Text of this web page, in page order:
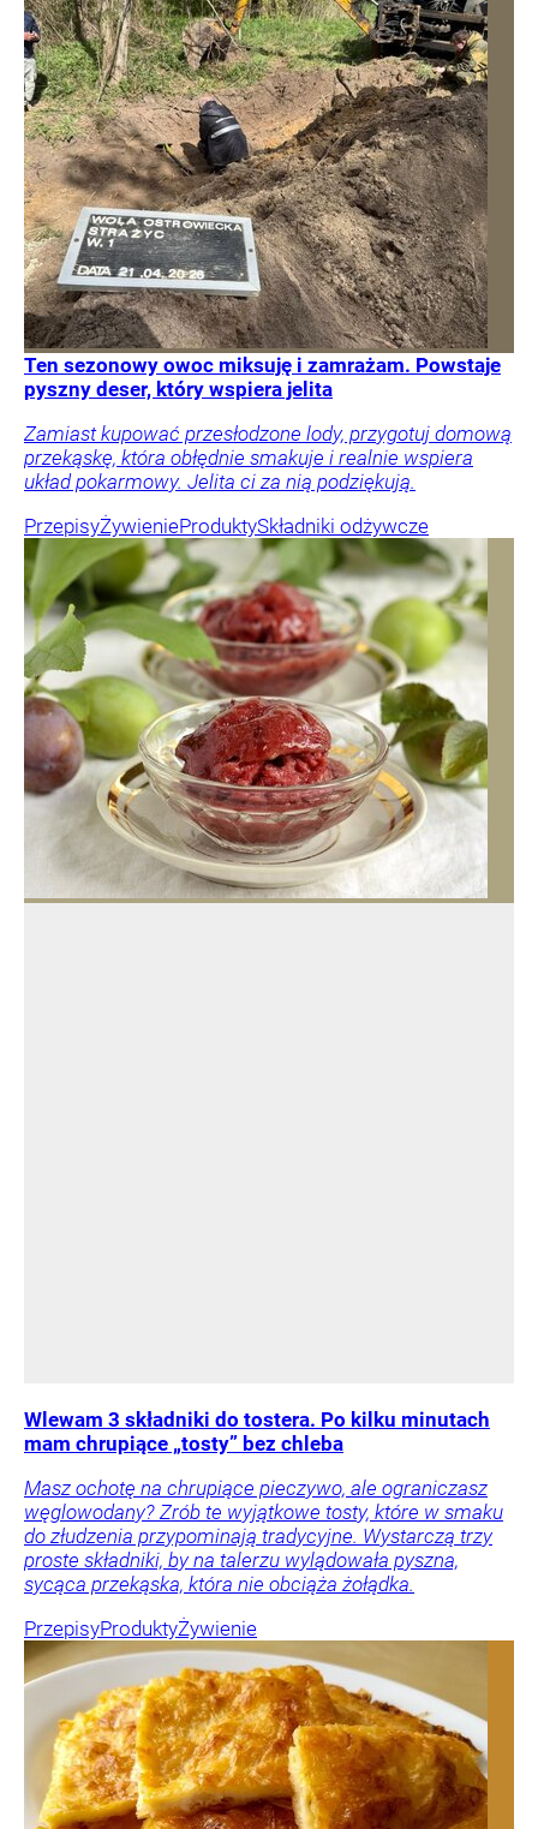
Ten sezonowy owoc miksuję i zamrażam. Powstaje
pyszny deser, który wspiera jelita
Zamiast kupować przesłodzone lody, przygotuj domową
przekąskę, która obłędnie smakuje i realnie wspiera
układ pokarmowy. Jelita ci za nią podziękują.
PrzepisyŻywienieProduktySkładniki odżywcze
Wlewam 3 składniki do tostera. Po kilku minutach
mam chrupiące „tosty” bez chleba
Masz ochotę na chrupiące pieczywo, ale ograniczasz
węglowodany? Zrób te wyjątkowe tosty, które w smaku
do złudzenia przypominają tradycyjne. Wystarczą trzy
proste składniki, by na talerzu wylądowała pyszna,
sycąca przekąska, która nie obciąża żołądka.
PrzepisyProduktyŻywienie